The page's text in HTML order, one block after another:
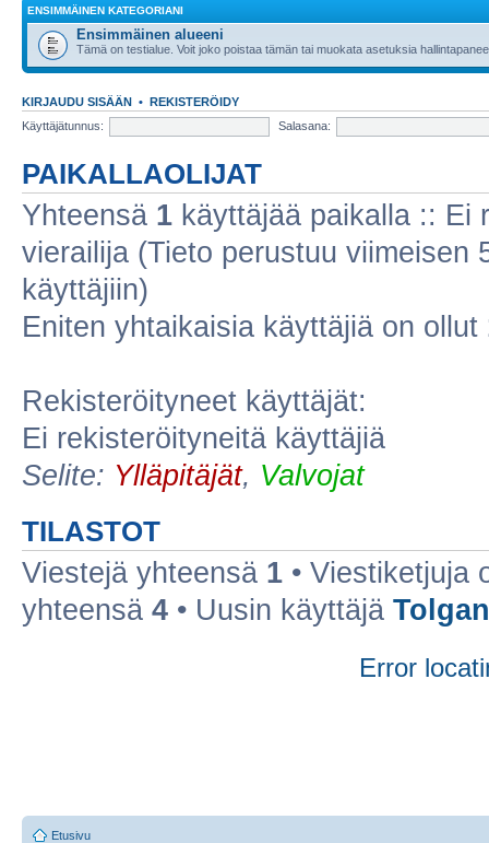
ENSIMMÄINEN KATEGORIANI
Ensimmäinen alueeni
Tämä on testialue. Voit joko poistaa tämän tai muokata asetuksia
KIRJAUDU SISÄÄN • REKISTERÖIDY
Käyttäjätunnus:
Salasana:
PAIKALLAOLIJAT
Yhteensä 1 käyttäjää paikalla :: Ei
vierailija (Tieto perustuu viimeisen
käyttäjiin)
Eniten yhtaikaisia käyttäjiä on ollut
Rekisteröityneet käyttäjät:
Ei rekisteröityneitä käyttäjiä
Selite: Ylläpitäjät, Valvojat
TILASTOT
Viestejä yhteensä 1 • Viestiketjuja
yhteensä 4 • Uusin käyttäjä
Error
Etusivu